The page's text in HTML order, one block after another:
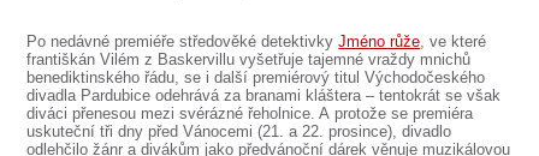
PŘEDPLATNÉ
KONTAKTY
O DIVADLE
Po nedávné premiéře středověké detektivkyJméno růže, ve které
františkán Vilém z Baskervillu vyšetřuje tajemné vraždy mnichů
benediktinského řádu, se i další premiérový titul Východočeského
divadla Pardubice odehrává za branami kláštera – tentokrát se však
diváci přenesou mezi svérázné řeholnice. A protože se premiéra
uskuteční tři dny před Vánocemi (21. a 22. prosince), divadlo
odlehčilo žánr a divákům jako předvánoční dárek věnuje muzikálovou